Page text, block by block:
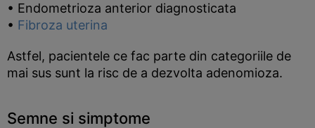
• Endometrioza anterior diagnosticata
• Fibroza uterina
Astfel, pacientele ce fac parte din categoriile de
mai sus sunt la risc de a dezvolta adenomioza.
Semne si simptome